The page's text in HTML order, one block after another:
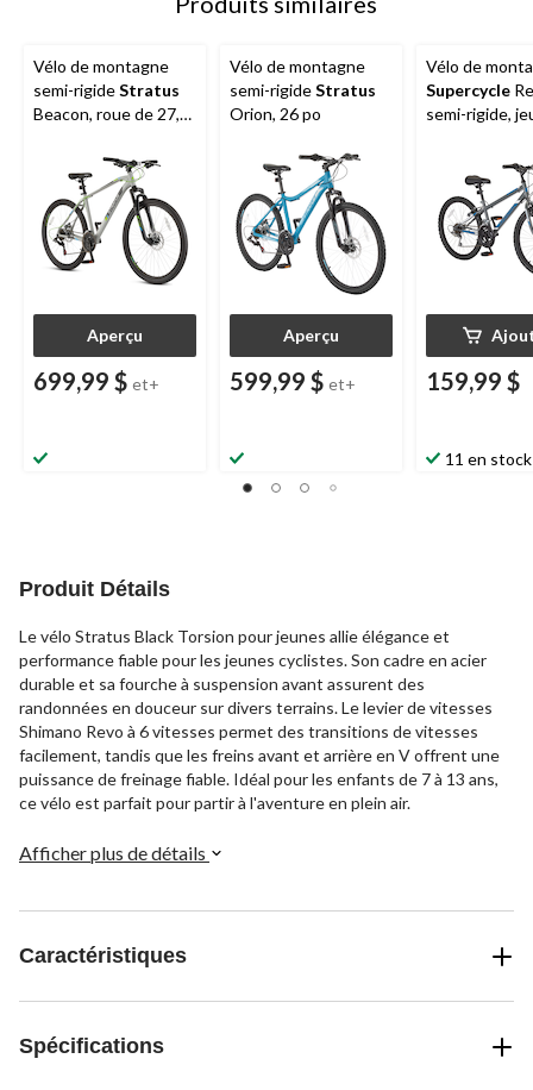
Vélo de montagne
semi-rigideStratus
Beacon, roue de 27,5
Aperçu
699,99 $ et+
Vélo de montagne
semi-rigideStratus
Orion, 26 po
Aperçu
599,99 $ et+
Vélo de
Supercycle
semi-rigide,
159,99 $
11 en stock
Produit Détails
Le vélo Stratus Black Torsion pour jeunes allie élégance et
performance fiable pour les jeunes cyclistes. Son cadre en acier
durable et sa fourche à suspension avant assurent des
randonnées en douceur sur divers terrains. Le levier de vitesses
Shimano Revo à 6 vitesses permet des transitions de vitesses
facilement, tandis que les freins avant et arrière en V offrent une
puissance de freinage fiable. Idéal pour les enfants de 7 à 13 ans,
ce vélo est parfait pour partir à l'aventure en plein air.
Afficher plus de détails
Caractéristiques
Spécifications